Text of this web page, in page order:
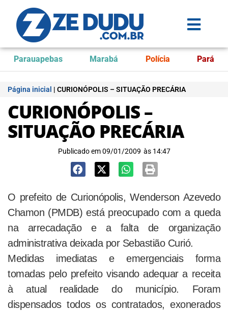
Parauapebas Marabá Polícia Pará
Página inicial | CURIONÓPOLIS – SITUAÇÃO PRECÁRIA
CURIONÓPOLIS –
SITUAÇÃO PRECÁRIA
Publicado em 09/01/2009 às 14:47
O prefeito de Curionópolis, Wenderson Azevedo
Chamon (PMDB) está preocupado com a queda
na arrecadação e a falta de organização
administrativa deixada por Sebastião Curió.
Medidas imediatas e emergenciais forma
tomadas pelo prefeito visando adequar a receita
à atual realidade do município. Foram
dispensados todos os contratados, exonerados